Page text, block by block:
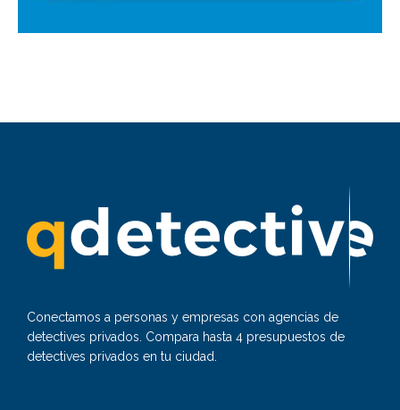
Conectamos a personas y empresas con agencias de
detectives privados. Compara hasta 4 presupuestos de
detectives privados en tu ciudad.